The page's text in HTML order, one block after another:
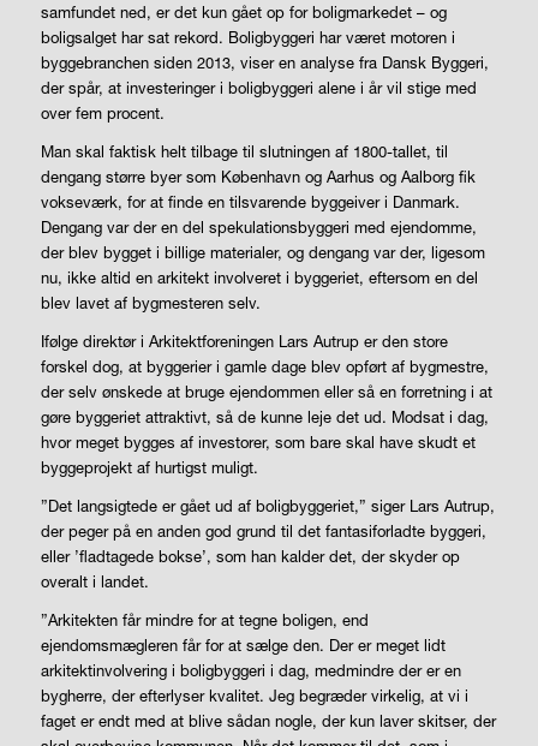
samfundet ned, er det kun gået op for boligmarkedet – og
boligsalget har sat rekord. Boligbyggeri har været motoren i
byggebranchen siden 2013, viser en analyse fra Dansk Byggeri,
der spår, at investeringer i boligbyggeri alene i år vil stige med
over fem procent.
Man skal faktisk helt tilbage til slutningen af 1800-tallet, til
dengang større byer som København og Aarhus og Aalborg fik
vokseværk, for at finde en tilsvarende byggeiver i Danmark.
Dengang var der en del spekulationsbyggeri med ejendomme,
der blev bygget i billige materialer, og dengang var der, ligesom
nu, ikke altid en arkitekt involveret i byggeriet, eftersom en del
blev lavet af bygmesteren selv.
Ifølge direktør i Arkitektforeningen Lars Autrup er den store
forskel dog, at byggerier i gamle dage blev opført af bygmestre,
der selv ønskede at bruge ejendommen eller så en forretning i at
gøre byggeriet attraktivt, så de kunne leje det ud. Modsat i dag,
hvor meget bygges af investorer, som bare skal have skudt et
byggeprojekt af hurtigst muligt.
”Det langsigtede er gået ud af boligbyggeriet,” siger Lars Autrup,
der peger på en anden god grund til det fantasiforladte byggeri,
eller ’fladtagede bokse’, som han kalder det, der skyder op
overalt i landet.
”Arkitekten får mindre for at tegne boligen, end
ejendomsmægleren får for at sælge den. Der er meget lidt
arkitektinvolvering i boligbyggeri i dag, medmindre der er en
bygherre, der efterlyser kvalitet. Jeg begræder virkelig, at vi i
faget er endt med at blive sådan nogle, der kun laver skitser, der